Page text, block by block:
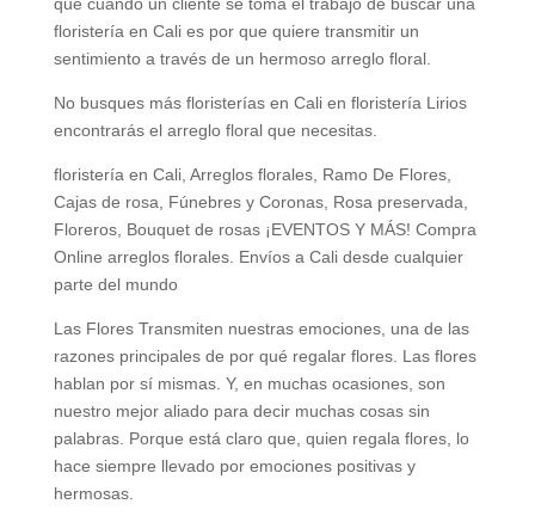
floristería en Cali es por que quiere transmitir un
sentimiento a través de un hermoso arreglo floral.
No busques más floristerías en Cali en floristería Lirios
encontrarás el arreglo floral que necesitas.
floristería en Cali, Arreglos florales, Ramo De Flores,
Cajas de rosa, Fúnebres y Coronas, Rosa preservada,
Floreros, Bouquet de rosas ¡EVENTOS Y MÁS! Compra
Online arreglos florales. Envíos a Cali desde cualquier
parte del mundo
Las Flores Transmiten nuestras emociones, una de las
razones principales de por qué regalar flores. Las flores
hablan por sí mismas. Y, en muchas ocasiones, son
nuestro mejor aliado para decir muchas cosas sin
palabras. Porque está claro que, quien regala flores, lo
hace siempre llevado por emociones positivas y
hermosas.